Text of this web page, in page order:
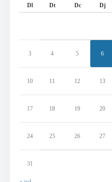
Dl Dt Dc Dj
3 4 5 6
10 11 12 13
17 18 19 20
24 25 26 27
31